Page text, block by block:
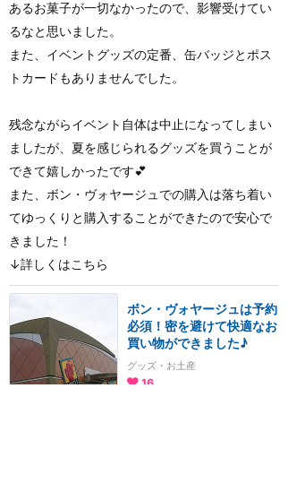
あるお菓子が一切なかったので、影響受けてい
るなと思いました。
また、イベントグッズの定番、缶バッジとポス
トカードもありませんでした。
残念ながらイベント自体は中止になってしまい
ましたが、夏を感じられるグッズを買うことが
できて嬉しかったです💕
また、ボン・ヴォヤージュでの購入は落ち着い
てゆっくりと購入することができたので安心で
きました！
↓詳しくはこちら
ボン・ヴォヤージュは予約
必須！密を避けて快適なお
買い物ができました♪
グッズ・お土産
16